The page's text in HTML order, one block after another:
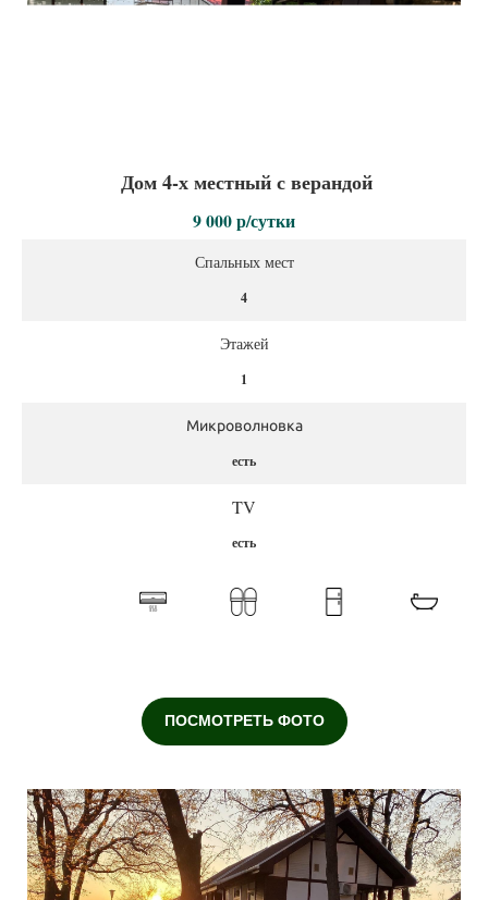
Дом 4-х местный с верандой
9 000 р/сутки
Спальных мест
4
Этажей
1
Микроволновка
есть
TV
есть
ПОСМОТРЕТЬ ФОТО